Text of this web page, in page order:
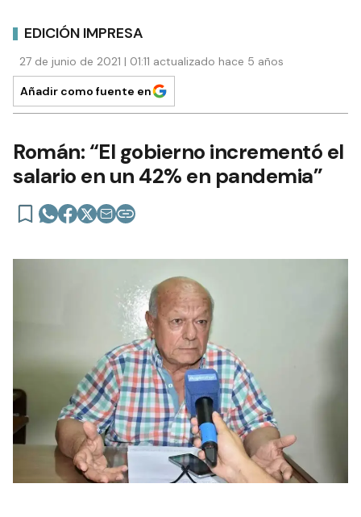
EDICIÓN IMPRESA
27 de junio de 2021 | 01:11 actualizado hace 5 años
Añadir como fuente en
Román: “El gobierno incrementó el
salario en un 42% en pandemia”